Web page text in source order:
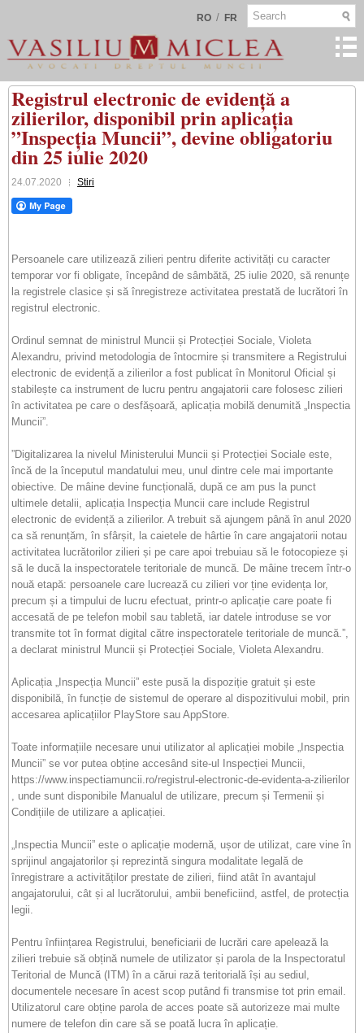
RO / FR
Registrul electronic de evidență a
zilierilor, disponibil prin aplicația
”Inspecția Muncii”, devine obligatoriu
din 25 iulie 2020
24.07.2020 Stiri
Persoanele care utilizează zilieri pentru diferite activități cu caracter
temporar vor fi obligate, începând de sâmbătă, 25 iulie 2020, să renunțe
la registrele clasice și să înregistreze activitatea prestată de lucrători în
registrul electronic.
Ordinul semnat de ministrul Muncii și Protecției Sociale, Violeta
Alexandru, privind metodologia de întocmire și transmitere a Registrului
electronic de evidență a zilierilor a fost publicat în Monitorul Oficial și
stabilește ca instrument de lucru pentru angajatorii care folosesc zilieri
în activitatea pe care o desfășoară, aplicația mobilă denumită „Inspectia
Muncii”.
”Digitalizarea la nivelul Ministerului Muncii și Protecției Sociale este,
încă de la începutul mandatului meu, unul dintre cele mai importante
obiective. De mâine devine funcțională, după ce am pus la punct
ultimele detalii, aplicația Inspecția Muncii care include Registrul
electronic de evidență a zilierilor. A trebuit să ajungem până în anul 2020
ca să renunțăm, în sfârșit, la caietele de hârtie în care angajatorii notau
activitatea lucrătorilor zilieri și pe care apoi trebuiau să le fotocopieze și
să le ducă la inspectoratele teritoriale de muncă. De mâine trecem într-o
nouă etapă: persoanele care lucrează cu zilieri vor ține evidența lor,
precum și a timpului de lucru efectuat, printr-o aplicație care poate fi
accesată de pe telefon mobil sau tabletă, iar datele introduse se vor
transmite tot în format digital către inspectoratele teritoriale de muncă.”,
a declarat ministrul Muncii și Protecției Sociale, Violeta Alexandru.
Aplicația „Inspecția Muncii” este pusă la dispoziție gratuit și este
disponibilă, în funcție de sistemul de operare al dispozitivului mobil, prin
accesarea aplicațiilor PlayStore sau AppStore.
Toate informațiile necesare unui utilizator al aplicației mobile „Inspectia
Muncii” se vor putea obține accesând site-ul Inspecției Muncii,
https://www.inspectiamuncii.ro/registrul-electronic-de-evidenta-a-zilierilor
, unde sunt disponibile Manualul de utilizare, precum și Termenii și
Condițiile de utilizare a aplicației.
„Inspectia Muncii” este o aplicație modernă, ușor de utilizat, care vine în
sprijinul angajatorilor și reprezintă singura modalitate legală de
înregistrare a activităților prestate de zilieri, fiind atât în avantajul
angajatorului, cât și al lucrătorului, ambii beneficiind, astfel, de protecția
legii.
Pentru înființarea Registrului, beneficiarii de lucrări care apelează la
zilieri trebuie să obțină numele de utilizator și parola de la Inspectoratul
Teritorial de Muncă (ITM) în a cărui rază teritorială își au sediul,
documentele necesare în acest scop putând fi transmise tot prin email.
Utilizatorul care obține parola de acces poate să autorizeze mai multe
numere de telefon din care să se poată lucra în aplicație.